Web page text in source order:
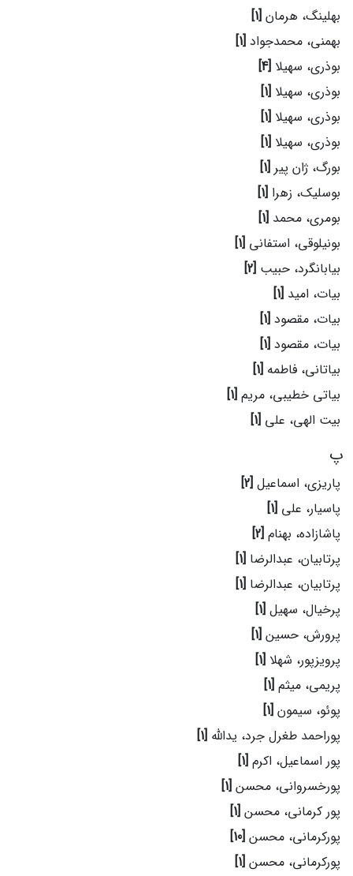
بهلینگ، هرمان [1]
بهمنی، محمدجواد [1]
بوذری، سهیلا [4]
بوذری، سهیلا [1]
بوذری، سهیلا [1]
بوذری، سهیلا [1]
بورگ، ژان پیر [1]
بوسلیک، زهرا [1]
بومری، محمد [1]
بونیلوقی، استفانی [1]
بیابانگرد، حبیب [2]
بیات، امید [1]
بیات، مقصود [1]
بیات، مقصود [1]
بیاتانی، فاطمه [1]
بیاتی خطیبی، مریم [1]
بیت الهی، علی [1]
پ
پاریزی، اسماعیل [2]
پاسیار، علی [1]
پاشازاده، بهنام [2]
پرتابیان، عبدالرضا [1]
پرتابیان، عبدالرضا [1]
پرخیال، سهیل [1]
پرورش، حسین [1]
پرویزپور، شهلا [1]
پریمی، میثم [1]
پوئو، سیمون [1]
پوراحمد طغرل جرد، یدالله [1]
پور اسماعیل، اکرم [1]
پورخسروانی، محسن [1]
پور کرمانی، محسن [1]
پورکرمانی، محسن [10]
پورکرمانی، محسن [1]